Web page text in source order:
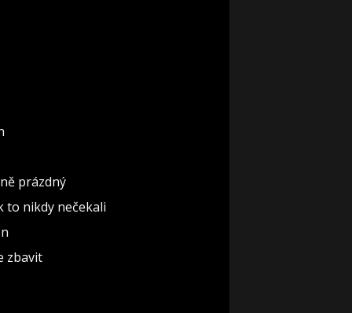
prázdný
to nikdy nečekali
zbavit